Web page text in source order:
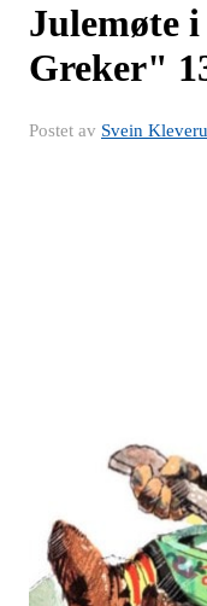
Julemøte
Greker"
Postet av Svein